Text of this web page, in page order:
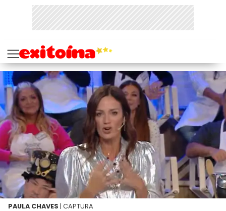
PAULA CHAVES | CAPTURA